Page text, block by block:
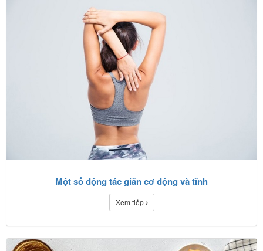
Một số động tác giãn cơ động và tĩnh
Xem tiếp